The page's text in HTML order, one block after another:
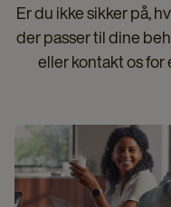
Er du ikke sikker på,
der passer til dine
eller kontakt os